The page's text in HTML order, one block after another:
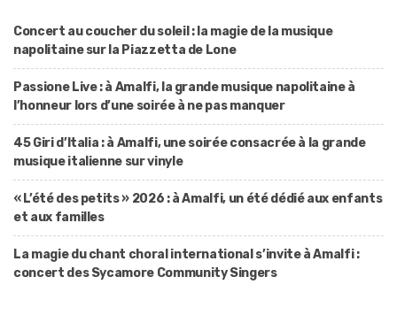
Concert au coucher du soleil : la magie de la musique
napolitaine sur la Piazzetta de Lone
Passione Live : à Amalfi, la grande musique napolitaine à
l’honneur lors d’une soirée à ne pas manquer
45 Giri d’Italia : à Amalfi, une soirée consacrée à la grande
musique italienne sur vinyle
« L’été des petits » 2026 : à Amalfi, un été dédié aux enfants
et aux familles
La magie du chant choral international s’invite à Amalfi :
concert des Sycamore Community Singers